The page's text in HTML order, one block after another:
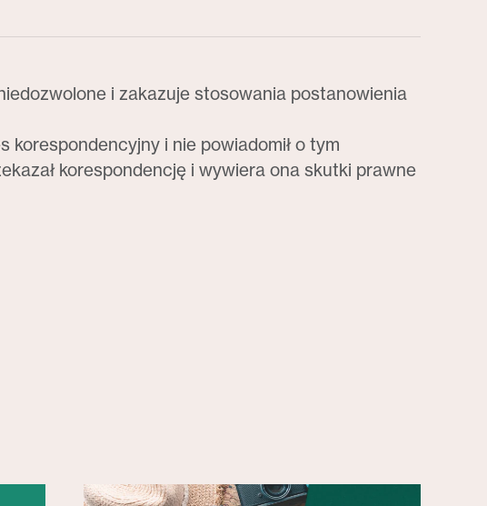
i zakazuje stosowania postanowienia
korespondencyjny i nie powiadomił o tym
korespondencję i wywiera ona skutki prawne